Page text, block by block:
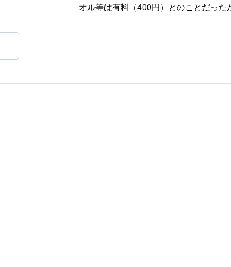
オル等は有料（400円）とのことだった